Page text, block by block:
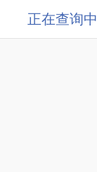
正在查询中